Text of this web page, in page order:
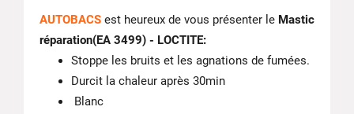
AUTOBACS est heureux de vous présenter le Mastic
réparation(EA 3499) - LOCTITE:
Stoppe les bruits et les agnations de fumées.
Durcit la chaleur après 30min
Blanc